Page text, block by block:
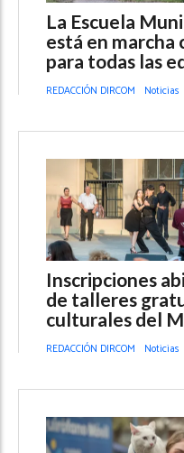
La Escuela
está en marcha
para todas las
REDACCIÓN DIRCOM Noticias
Inscripciones
de talleres
culturales del
REDACCIÓN DIRCOM Noticias